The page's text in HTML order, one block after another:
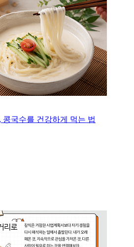
콩국수를 건강하게 먹는 법